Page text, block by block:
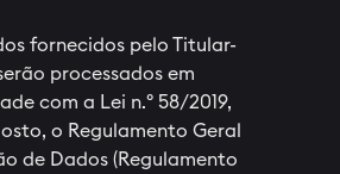
fornecidos pelo Titular-
processados em
com a Lei n.º 58/2019,
o Regulamento Geral
de Dados (Regulamento